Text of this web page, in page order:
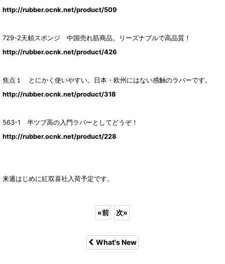
http://rubber.ocnk.net/product/509
729-2天頼スポンジ 中国売れ筋商品。リーズナブルで高品質！
http://rubber.ocnk.net/product/426
焦点１ とにかく使いやすい。日本・欧州にはない感触のラバーです。
http://rubber.ocnk.net/product/318
563-1 半ツブ高の入門ラバーとしてどうぞ！
http://rubber.ocnk.net/product/228
来週はじめに紅双喜社入荷予定です。
«前 次»
What's New